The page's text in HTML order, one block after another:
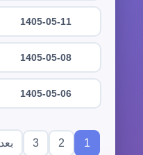
1405-05-11
1405-05-08
1405-05-06
1
2
3